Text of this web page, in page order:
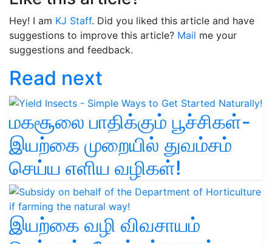
Hey! I am KJ Staff. Did you liked this article and have
suggestions to improve this article? Mail me your
suggestions and feedback.
Read next
மகசூலை பாதிக்கும் பூச்சிகள்-
இயற்கை முறையில் துவம்சம்
செய்ய எளிய வழிகள்!
இயற்கை வழி விவசாயம்